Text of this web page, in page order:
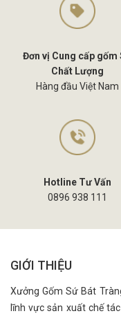
Đơn vị Cung cấp gốm
Chất Lượng
Hàng đầu Việt Nam
Hotline Tư Vấn
0896 938 111
GIỚI THIỆU
Xưởng Gốm Sứ Bát
lĩnh vực sản xuất chế